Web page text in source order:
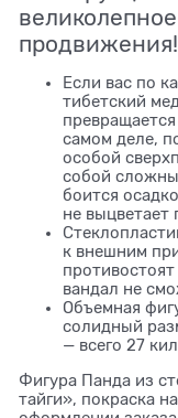
продвижения!
Если вас по
тибетский
самом деле,
особой
собой
боится
не выцветает
к внешним
вандал не
Объемная
солидный
— всего 27
Фигура Панда из
тайги», покраска